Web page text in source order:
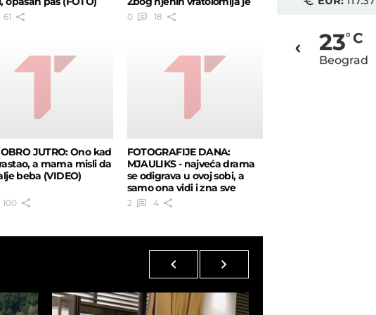
61
postala naš idol (VIDEO)
0 18
JUTRO: Ono kad
a mama misli da
beba (VIDEO)
100
FOTOGRAFIJE DANA:
MJAULIKS - najveća drama
se odigrava u ovoj sobi, a
samo ona vidi i zna sve
tajne!
2 4
23o C
Beograd